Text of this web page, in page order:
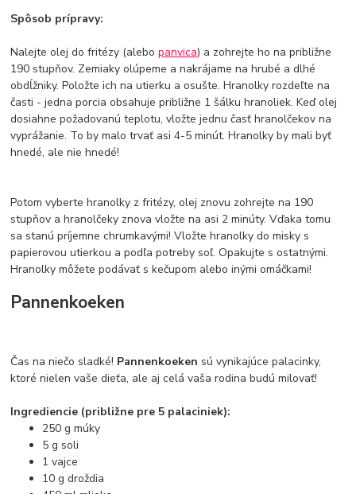
Spôsob prípravy:
Nalejte olej do fritézy (alebopanvica) a zohrejte ho na približne
190 stupňov. Zemiaky olúpeme a nakrájame na hrubé a dlhé
obdĺžniky. Položte ich na utierku a osušte. Hranolky rozdeľte na
časti - jedna porcia obsahuje približne 1 šálku hranoliek. Keď olej
dosiahne požadovanú teplotu, vložte jednu časť hranolčekov na
vyprážanie. To by malo trvať asi 4-5 minút. Hranolky by mali byť
hnedé, ale nie hnedé!
Potom vyberte hranolky z fritézy, olej znovu zohrejte na 190
stupňov a hranolčeky znova vložte na asi 2 minúty. Vďaka tomu
sa stanú príjemne chrumkavými! Vložte hranolky do misky s
papierovou utierkou a podľa potreby soľ. Opakujte s ostatnými.
Hranolky môžete podávať s kečupom alebo inými omáčkami!
Pannenkoeken
Čas na niečo sladké! Pannenkoeken sú vynikajúce palacinky,
ktoré nielen vaše dieťa, ale aj celá vaša rodina budú milovať!
Ingrediencie (približne pre 5 palaciniek):
250 g múky
5 g soli
1 vajce
10 g droždia